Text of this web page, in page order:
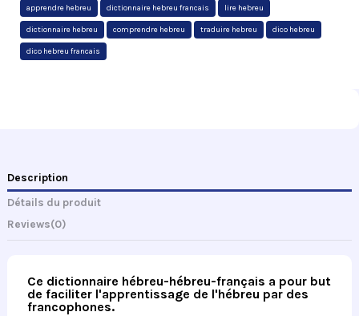
apprendre hebreu dictionnaire hebreu francais lire hebreu
dictionnaire hebreu comprendre hebreu traduire hebreu dico hebreu
dico hebreu francais
Description
Détails du produit
Reviews(0)
Ce dictionnaire hébreu-hébreu-français a pour but
de faciliter l'apprentissage de l'hébreu par des
francophones.